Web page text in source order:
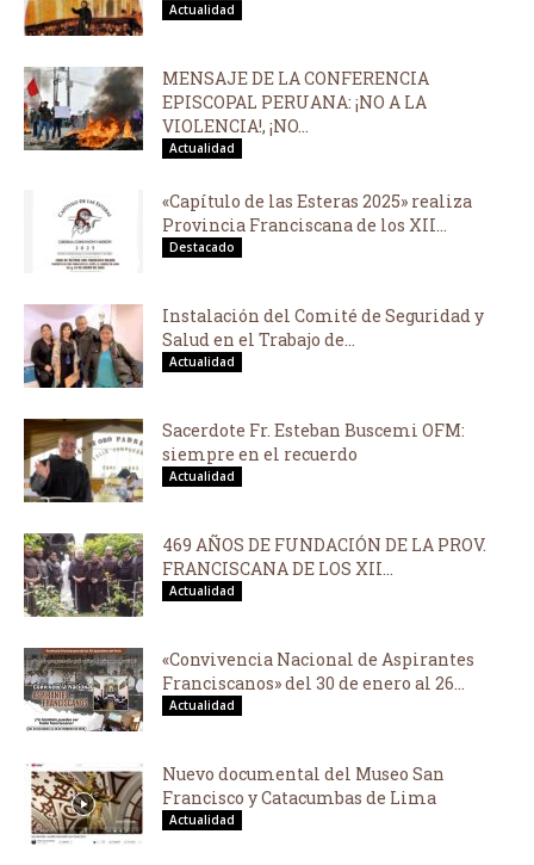
Actualidad
MENSAJE DE LA CONFERENCIA
EPISCOPAL PERUANA: ¡NO A LA
VIOLENCIA!, ¡NO...
Actualidad
«Capítulo de las Esteras 2025» realiza
Provincia Franciscana de los XII...
Destacado
Instalación del Comité de Seguridad y
Salud en el Trabajo de...
Actualidad
Sacerdote Fr. Esteban Buscemi OFM:
siempre en el recuerdo
Actualidad
469 AÑOS DE FUNDACIÓN DE LA PROV.
FRANCISCANA DE LOS XII...
Actualidad
«Convivencia Nacional de Aspirantes
Franciscanos» del 30 de enero al 26...
Actualidad
Nuevo documental del Museo San
Francisco y Catacumbas de Lima
Actualidad